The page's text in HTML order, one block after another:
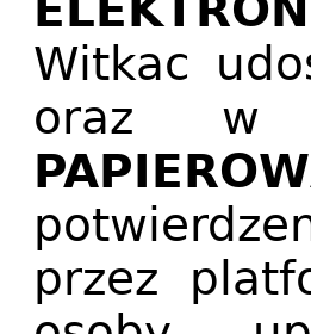
Witkac
oraz w
przez